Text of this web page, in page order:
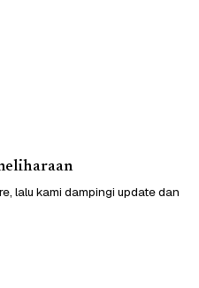
lalu kami dampingi update dan